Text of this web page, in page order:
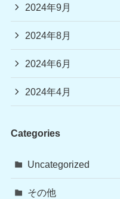
2024年9月
2024年8月
2024年6月
2024年4月
Categories
Uncategorized
その他